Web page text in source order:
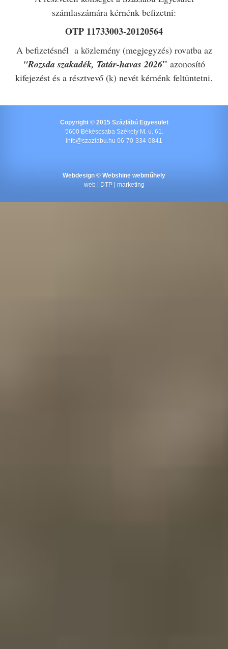
számlaszámára kérnénk befizetni:
OTP 11733003-20120564
A befizetésnél a közlemény (megjegyzés) rovatba az
"Rozsda szakadék, Tatár-havas 2026" azonosító
kifejezést és a résztvevő (k) nevét kérnénk feltüntetni.
Copyright © 2015 Százlábú Egyesület
5600 Békéscsaba Székely M. u. 61.
info@szazlabu.hu 06-70-334-0841
Webdesign © Webshine webműhely
web | DTP | marketing